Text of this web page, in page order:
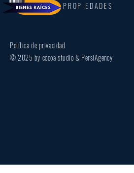
PROPIEDADES
Política de privacidad
© 2025 by cocoa studio & PersiAgency